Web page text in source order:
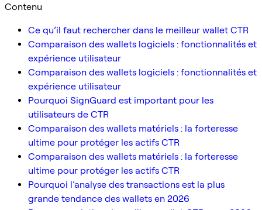
Contenu
Ce qu’il faut rechercher dans le meilleur wallet CTR
Comparaison des wallets logiciels : fonctionnalités et
expérience utilisateur
Comparaison des wallets logiciels : fonctionnalités et
expérience utilisateur
Pourquoi SignGuard est important pour les
utilisateurs de CTR
Comparaison des wallets matériels : la forteresse
ultime pour protéger les actifs CTR
Comparaison des wallets matériels : la forteresse
ultime pour protéger les actifs CTR
Pourquoi l’analyse des transactions est la plus
grande tendance des wallets en 2026